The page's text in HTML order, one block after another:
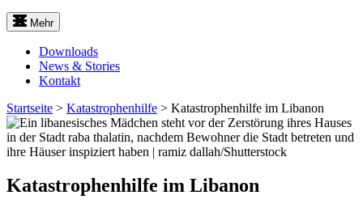
Mehr
Downloads
News & Stories
Kontakt
Startseite > Katastrophenhilfe > Katastrophenhilfe im Libanon
Katastrophenhilfe im Libanon